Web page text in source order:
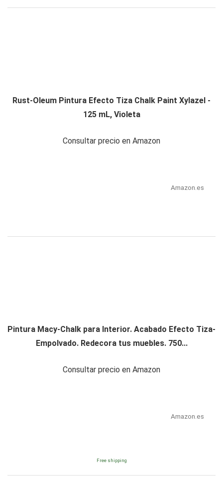
Rust-Oleum Pintura Efecto Tiza Chalk Paint Xylazel -
125 mL, Violeta
Consultar precio en Amazon
Amazon.es
Pintura Macy-Chalk para Interior. Acabado Efecto Tiza-
Empolvado. Redecora tus muebles. 750...
Consultar precio en Amazon
Amazon.es
Free shipping